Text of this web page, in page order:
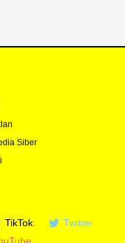
Siber
TikTok
Twitter